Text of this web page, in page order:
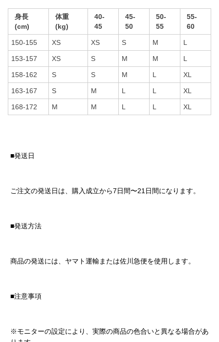
身長
(cm)
体重
(kg)
40-
45
45-
50
50-
55
55-
60
150-155 XS XS S M L
153-157 XS S M M L
158-162 S S M L XL
163-167 S M L L XL
168-172 M M L L XL
■発送日
ご注文の発送日は、購入成立から7日間〜21日間になります。
■発送方法
商品の発送には、ヤマト運輸または佐川急便を使用します。
■注意事項
※モニターの設定により、実際の商品の色合いと異なる場合があ